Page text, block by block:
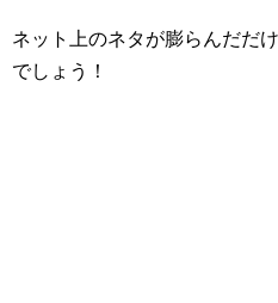
ネット上のネタが膨らんだだ
でしょう！